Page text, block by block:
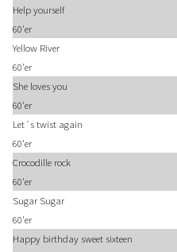
Help yourself
60'er
Yellow River
60'er
She loves you
60'er
Let´s twist again
60'er
Crocodille rock
60'er
Sugar Sugar
60'er
Happy birthday sweet sixteen